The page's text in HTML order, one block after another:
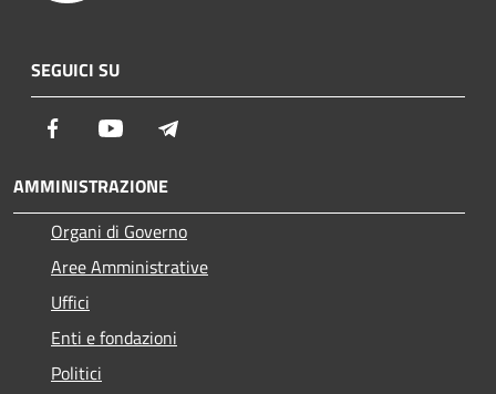
SEGUICI SU
Facebook Youtube
AMMINISTRAZIONE
Organi di Governo
Aree Amministrative
Uffici
Enti e fondazioni
Politici